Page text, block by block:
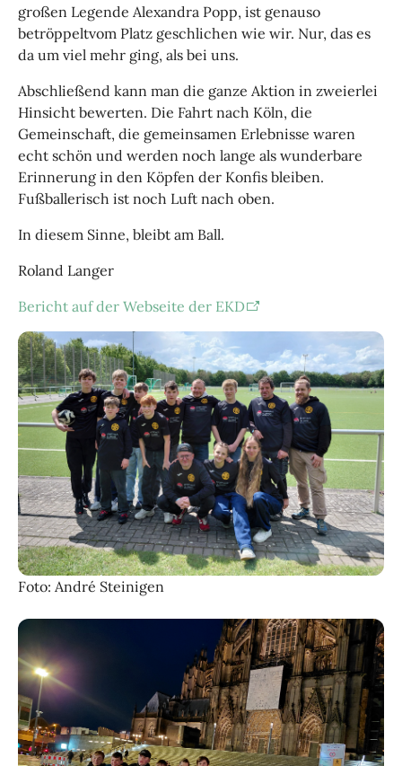
großen Legende Alexandra Popp, ist genauso
betröppeltvom Platz geschlichen wie wir. Nur, das es
da um viel mehr ging, als bei uns.
Abschließend kann man die ganze Aktion in zweierlei
Hinsicht bewerten. Die Fahrt nach Köln, die
Gemeinschaft, die gemeinsamen Erlebnisse waren
echt schön und werden noch lange als wunderbare
Erinnerung in den Köpfen der Konfis bleiben.
Fußballerisch ist noch Luft nach oben.
In diesem Sinne, bleibt am Ball.
Roland Langer
Bericht auf der Webseite der EKD
Foto: André Steinigen